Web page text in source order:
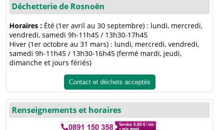
Déchetterie de Rosnoën
Horaires : Été (1er avril au 30 septembre) : lundi, mercredi,
vendredi, samedi 9h-11h45 / 13h30-17h45
Hiver (1er octobre au 31 mars) : lundi, mercredi, vendredi,
samedi 9h-11h45 / 13h30-16h45 (fermé mardi, jeudi,
dimanche et jours fériés)
Contact et déchets acceptés
Renseignements et horaires